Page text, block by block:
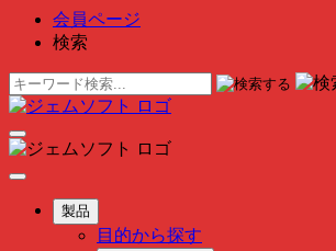
会員ページ
検索
製品
目的から探す